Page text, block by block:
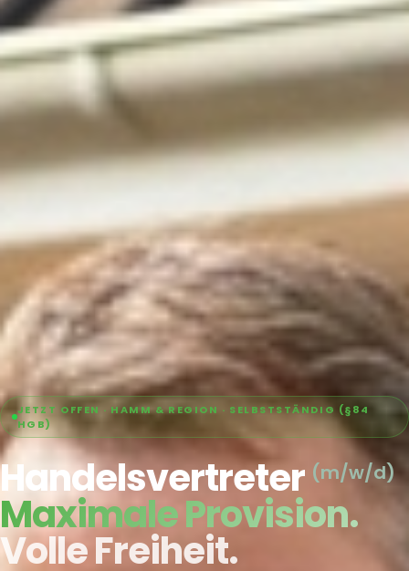
JETZT OFFEN · HAMM & REGION · SELBSTSTÄNDIG (§84
HGB)
Handelsvertreter (m/w/d)
Maximale Provision.
Volle Freiheit.